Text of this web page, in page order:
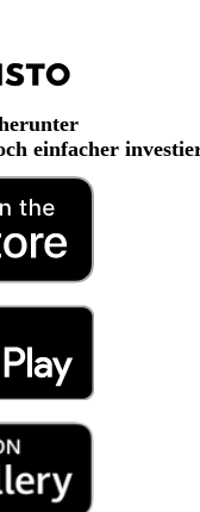
einfacher